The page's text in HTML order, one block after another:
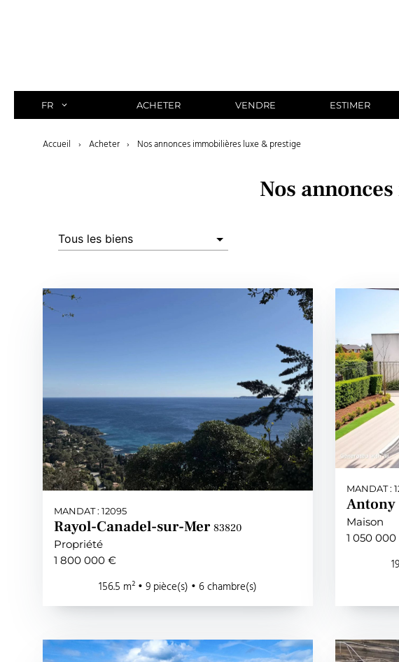
FR ACHETER VENDRE ESTIMER
Accueil › Acheter › Nos annonces immobilières luxe & prestige
Nos
MANDAT : 12095
Rayol-Canadel-sur-Mer83820
Propriété
1 800 000 €
156.5 m² • 9 pièce(s) • 6 chambre(s)
MANDAT :
Antony
Maison
1 050